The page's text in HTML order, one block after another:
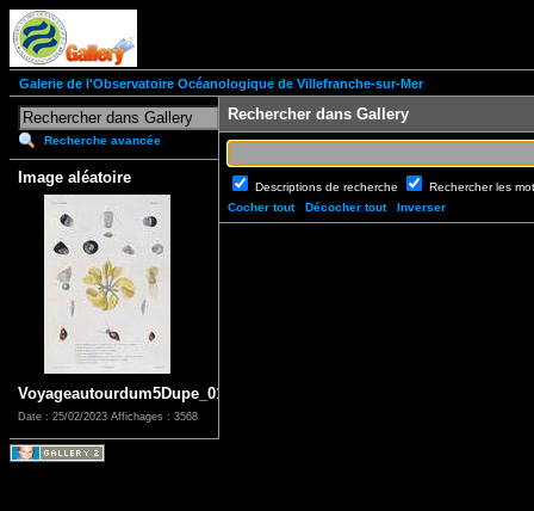
Galerie de l'Observatoire Océanologique de Villefranche-sur-Mer
Recherche avancée
Image aléatoire
Voyageautourdum5Dupe_0129
Date : 25/02/2023 Affichages : 3568
Rechercher dans Gallery
Descriptions de recherche
Rechercher les
Cocher tout
Décocher tout Inverser